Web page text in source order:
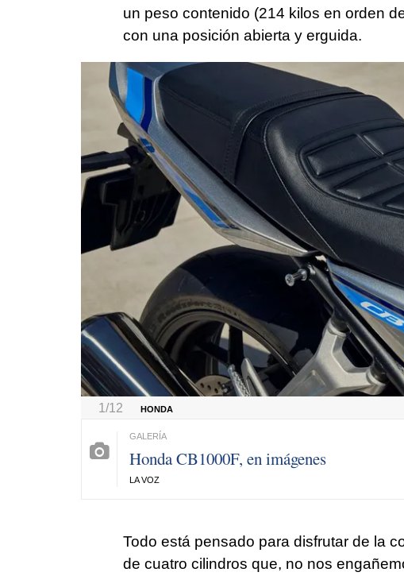
un peso contenido (214 kilos en orden
con una posición abierta y erguida.
1/12 HONDA
Honda CB1000F, en imágenes
LA VOZ
Todo está pensado para disfrutar de la
de cuatro cilindros que, no nos